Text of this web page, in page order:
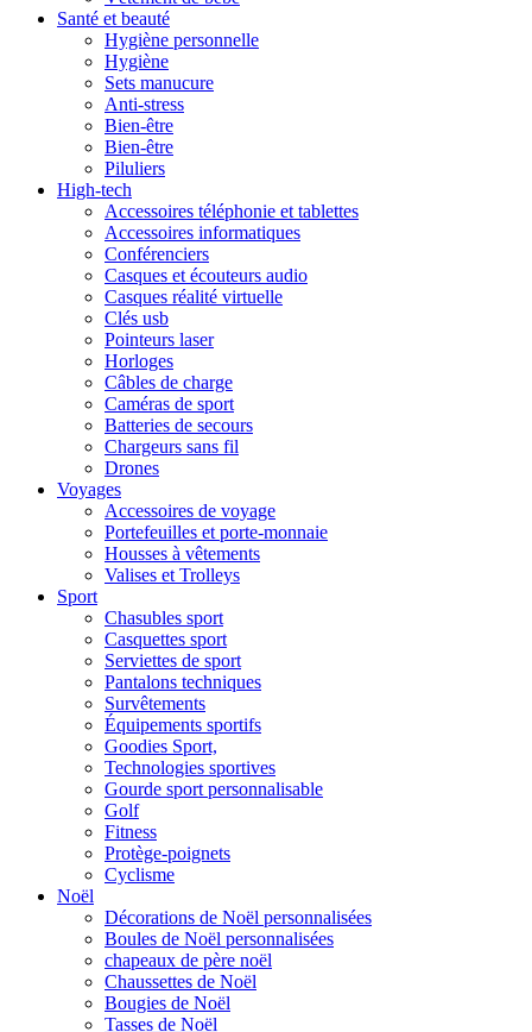
Santé et beauté
Hygiène personnelle
Hygiène
Sets manucure
Anti-stress
Bien-être
Bien-être
Piluliers
High-tech
Accessoires téléphonie et tablettes
Accessoires informatiques
Conférenciers
Casques et écouteurs audio
Casques réalité virtuelle
Clés usb
Pointeurs laser
Horloges
Câbles de charge
Caméras de sport
Batteries de secours
Chargeurs sans fil
Drones
Voyages
Accessoires de voyage
Portefeuilles et porte-monnaie
Housses à vêtements
Valises et Trolleys
Sport
Chasubles sport
Casquettes sport
Serviettes de sport
Pantalons techniques
Survêtements
Équipements sportifs
Goodies Sport,
Technologies sportives
Gourde sport personnalisable
Golf
Fitness
Protège-poignets
Cyclisme
Noël
Décorations de Noël personnalisées
Boules de Noël personnalisées
chapeaux de père noël
Chaussettes de Noël
Bougies de Noël
Tasses de Noël